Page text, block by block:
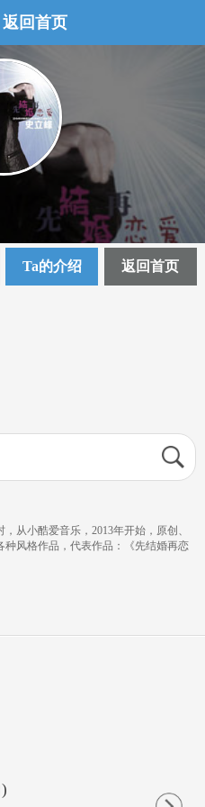
回首页
Ta的介绍 返回首页
从小酷爱音乐，2013年开始，原创、
风格作品，代表作品：《先结婚再恋